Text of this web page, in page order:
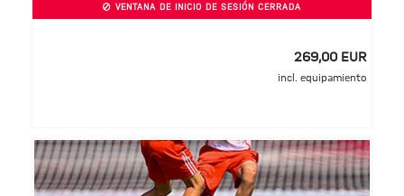
VENTANA DE INICIO DE SESIÓN CERRADA
269,00 EUR
incl. equipamiento